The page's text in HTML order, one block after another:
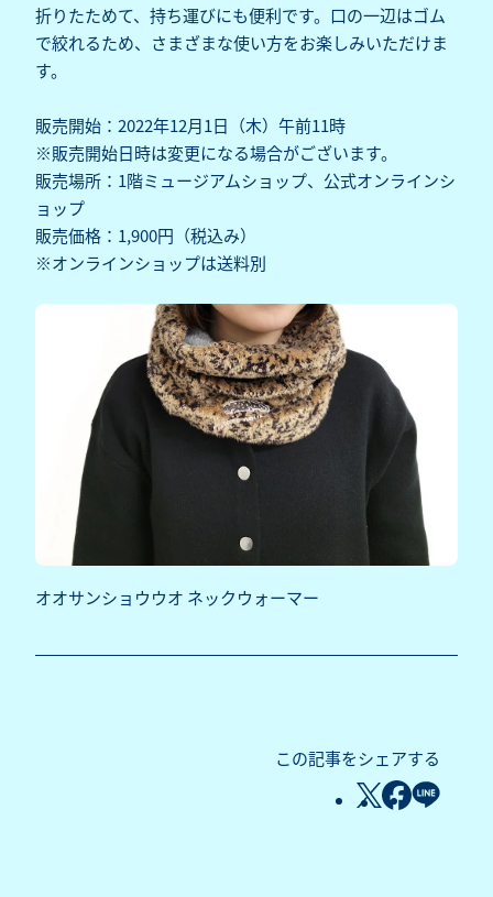
折りたためて、持ち運びにも便利です。口の一辺はゴム
で絞れるため、さまざまな使い方をお楽しみいただけま
す。
販売開始：2022年12月1日（木）午前11時
※販売開始日時は変更になる場合がございます。
販売場所：1階ミュージアムショップ、公式オンラインシ
ョップ
販売価格：1,900円（税込み）
※オンラインショップは送料別
オオサンショウウオ ネックウォーマー
この記事をシェアする